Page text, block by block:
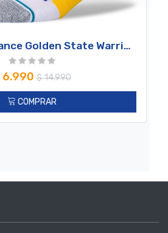
Calcetines Stance Golden State Warriors Shortcut 2 Blue
6.990 $14.990
COMPRAR